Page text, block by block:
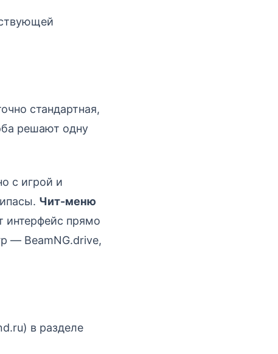
стандартная,
решают одну
с игрой и
Чит-меню
интерфейс прямо
— BeamNG.drive,
в разделе